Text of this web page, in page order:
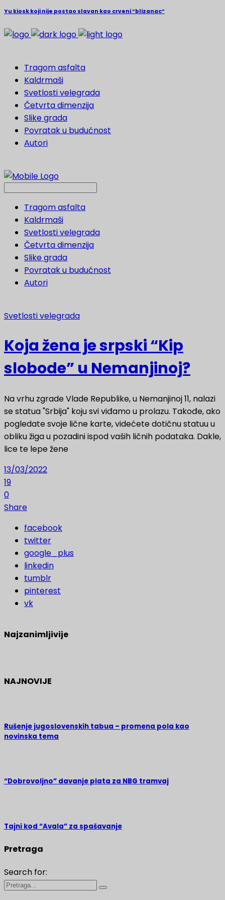
Yu kiosk koji nije postao slavan kao crveni “blizanac”
Tragom asfalta
Kaldrmaši
Svetlosti velegrada
Četvrta dimenzija
Slike grada
Povratak u budućnost
Autori
Tragom asfalta
Kaldrmaši
Svetlosti velegrada
Četvrta dimenzija
Slike grada
Povratak u budućnost
Autori
Svetlosti velegrada
Koja žena je srpski “Kip
slobode” u Nemanjinoj?
Na vrhu zgrade Vlade Republike, u Nemanjinoj 11, nalazi
se statua "Srbija" koju svi viđamo u prolazu. Takođe, ako
pogledate svoje lične karte, videćete dotičnu statuu u
obliku žiga u pozadini ispod vaših ličnih podataka. Dakle,
lice te lepe žene
13/03/2022
19
0
Share
facebook
twitter
google_plus
linkedin
tumblr
pinterest
vk
Najzanimljivije
NAJNOVIJE
Rušenje jugoslovenskih tabua – promena pola kao
novinska tema
“Dobrovoljno” davanje plata za NBG tramvaj
Tajni kod “Avala” za spašavanje
Pretraga
Search for: